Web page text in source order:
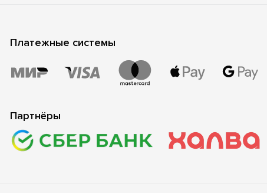
Платежные системы
Партнёры